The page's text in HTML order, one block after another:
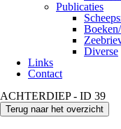
Publicaties
Diverse
Links
Contact
ACHTERDIEP - ID 39
Terug naar het overzicht